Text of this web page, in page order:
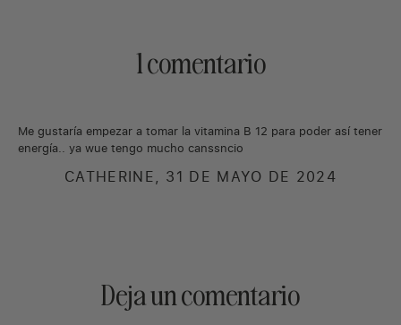
1 comentario
Me gustaría empezar a tomar la vitamina B 12 para poder así tener
energía.. ya wue tengo mucho canssncio
CATHERINE, 31 DE MAYO DE 2024
Deja un comentario